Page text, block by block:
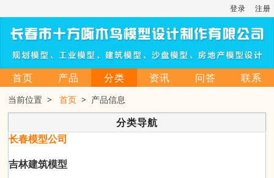
登录 注册
首页 产品 分类 资讯 问答 联系
当前位置 >首页 > 产品信息
分类导航
长春模型公司
吉林建筑模型